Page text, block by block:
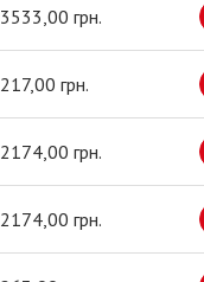
3533,00 грн.
217,00 грн.
2174,00 грн.
2174,00 грн.